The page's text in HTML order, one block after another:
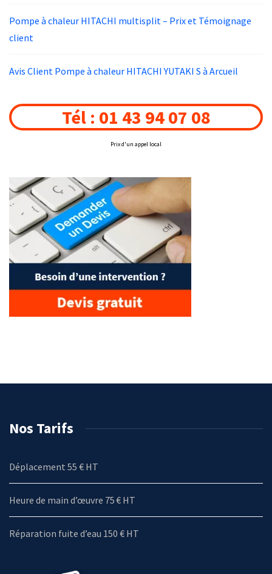
Pompe à chaleur HITACHI multisplit – Prix et Témoignage
client
Avis Client Pompe à chaleur HITACHI YUTAKI S à Arcueil
Tél : 01 43 94 07 08
Prix d'un appel local
Nos Tarifs
Déplacement 55 € HT
Heure de main d’œuvre 75 € HT
Réparation fuite d’eau 150 € HT